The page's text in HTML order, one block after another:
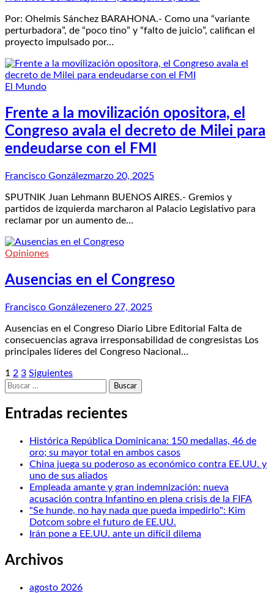
Por: Ohelmis Sánchez BARAHONA.- Como una “variante
perturbadora”, de “poco tino” y “falto de juicio”, califican el
proyecto impulsado por…
El Mundo
Frente a la movilización opositora, el
Congreso avala el decreto de Milei para
endeudarse con el FMI
Francisco Gonzálezmarzo 20, 2025
SPUTNIK Juan Lehmann BUENOS AIRES.- Gremios y
partidos de izquierda marcharon al Palacio Legislativo para
reclamar por un aumento de…
Opiniones
Ausencias en el Congreso
Francisco Gonzálezenero 27, 2025
Ausencias en el Congreso Diario Libre Editorial Falta de
consecuencias agrava irresponsabilidad de congresistas Los
principales líderes del Congreso Nacional…
Posts
pagination
1 2 3 Siguientes
Buscar:
Entradas recientes
Histórica República Dominicana: 150 medallas, 46 de
oro; su mayor total en ambos casos
China juega su poderoso as económico contra EE.UU. y
uno de sus aliados
Empleada amante y gran indemnización: nueva
acusación contra Infantino en plena crisis de la FIFA
"Se hunde, no hay nada que pueda impedirlo": Kim
Dotcom sobre el futuro de EE.UU.
Irán pone a EE.UU. ante un difícil dilema
Archivos
agosto 2026